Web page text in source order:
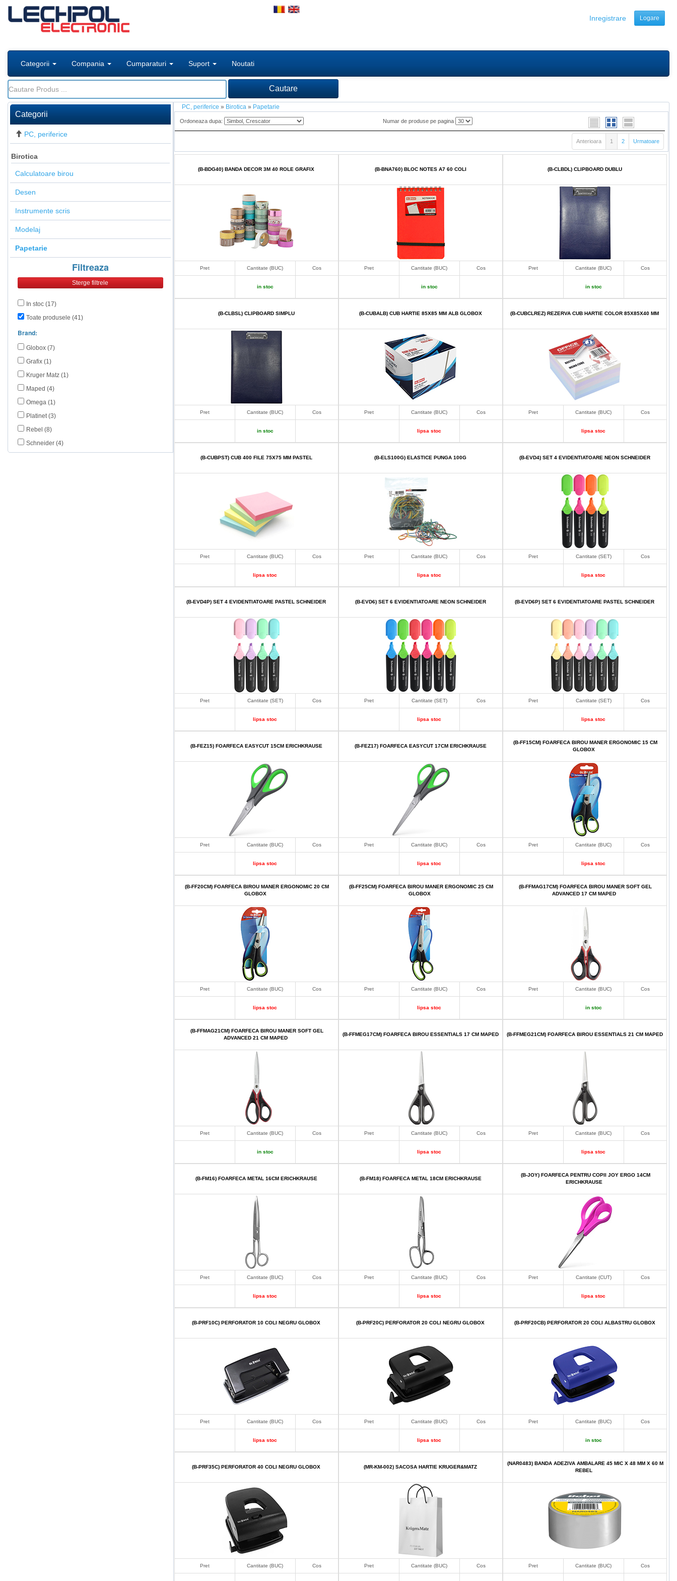
Inregistrare Logare
Categorii Compania Cumparaturi Suport Noutati
Categorii
PC, periferice
Birotica
Calculatoare birou
Desen
Instrumente scris
Modelaj
Papetarie
Filtreaza
In stoc (17)
Toate produsele (41)
Brand:
Globox (7)
Grafix (1)
Kruger Matz (1)
Maped (4)
Omega (1)
Platinet (3)
Rebel (8)
Schneider (4)
PC, periferice » Birotica » Papetarie
Ordoneaza dupa: Numar de produse pe pagina
Anterioara 1 2 Urmatoare
(B-BDG40) BANDA DECOR 3M 40 ROLE GRAFIX
Pret Cantitate (BUC) Cos
in stoc
(B-BNA760) BLOC NOTES A7 60 COLI
Pret Cantitate (BUC) Cos
in stoc
(B-CLBDL) CLIPBOARD DUBLU
Pret Cantitate (BUC) Cos
in stoc
(B-CLBSL) CLIPBOARD SIMPLU
Pret Cantitate (BUC) Cos
in stoc
(B-CUBALB) CUB HARTIE 85X85 MM ALB GLOBOX
Pret Cantitate (BUC) Cos
lipsa stoc
(B-CUBCLREZ) REZERVA CUB HARTIE COLOR 85X85X40 MM
Pret Cantitate (BUC) Cos
lipsa stoc
(B-CUBPST) CUB 400 FILE 75X75 MM PASTEL
Pret Cantitate (BUC) Cos
lipsa stoc
(B-ELS100G) ELASTICE PUNGA 100G
Pret Cantitate (BUC) Cos
lipsa stoc
(B-EVD4) SET 4 EVIDENTIATOARE NEON SCHNEIDER
Pret Cantitate (SET) Cos
lipsa stoc
(B-EVD4P) SET 4 EVIDENTIATOARE PASTEL SCHNEIDER
Pret Cantitate (SET) Cos
lipsa stoc
(B-EVD6) SET 6 EVIDENTIATOARE NEON SCHNEIDER
Pret Cantitate (SET) Cos
lipsa stoc
(B-EVD6P) SET 6 EVIDENTIATOARE PASTEL SCHNEIDER
Pret Cantitate (SET) Cos
lipsa stoc
(B-FEZ15) FOARFECA EASYCUT 15CM ERICHKRAUSE
Pret Cantitate (BUC) Cos
lipsa stoc
(B-FEZ17) FOARFECA EASYCUT 17CM ERICHKRAUSE
Pret Cantitate (BUC) Cos
lipsa stoc
(B-FF15CM) FOARFECA BIROU MANER ERGONOMIC 15 CM
GLOBOX
Pret Cantitate (BUC) Cos
lipsa stoc
(B-FF20CM) FOARFECA BIROU MANER ERGONOMIC 20 CM
GLOBOX
Pret Cantitate (BUC) Cos
lipsa stoc
(B-FF25CM) FOARFECA BIROU MANER ERGONOMIC 25 CM
GLOBOX
Pret Cantitate (BUC) Cos
lipsa stoc
(B-FFMAG17CM) FOARFECA BIROU MANER SOFT GEL
ADVANCED 17 CM MAPED
Pret Cantitate (BUC) Cos
in stoc
(B-FFMAG21CM) FOARFECA BIROU MANER SOFT GEL
ADVANCED 21 CM MAPED
Pret Cantitate (BUC) Cos
in stoc
(B-FFMEG17CM) FOARFECA BIROU ESSENTIALS 17 CM MAPED
Pret Cantitate (BUC) Cos
lipsa stoc
(B-FFMEG21CM) FOARFECA BIROU ESSENTIALS 21 CM MAPED
Pret Cantitate (BUC) Cos
lipsa stoc
(B-FM16) FOARFECA METAL 16CM ERICHKRAUSE
Pret Cantitate (BUC) Cos
lipsa stoc
(B-FM18) FOARFECA METAL 18CM ERICHKRAUSE
Pret Cantitate (BUC) Cos
lipsa stoc
(B-JOY) FOARFECA PENTRU COPII JOY ERGO 14CM
ERICHKRAUSE
Pret Cantitate (CUT) Cos
lipsa stoc
(B-PRF10C) PERFORATOR 10 COLI NEGRU GLOBOX
Pret Cantitate (BUC) Cos
lipsa stoc
(B-PRF20C) PERFORATOR 20 COLI NEGRU GLOBOX
Pret Cantitate (BUC) Cos
lipsa stoc
(B-PRF20CB) PERFORATOR 20 COLI ALBASTRU GLOBOX
Pret Cantitate (BUC) Cos
in stoc
(B-PRF35C) PERFORATOR 40 COLI NEGRU GLOBOX
Pret Cantitate (BUC) Cos
(MR-KM-002) SACOSA HARTIE KRUGER&MATZ
Pret Cantitate (BUC) Cos
(NAR0483) BANDA ADEZIVA AMBALARE 45 MIC X 48 MM X 60 M
REBEL
Pret Cantitate (BUC) Cos